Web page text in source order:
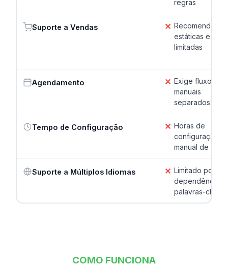
regras
Suporte a Vendas ✕
estáticas e
limitadas
Agendamento ✕ Exige fluxos
manuais
separados
Tempo de Configuração ✕ Horas de
configuração
manual de
Suporte a Múltiplos Idiomas ✕ Limitado por
dependência
palavras-chave
COMO FUNCIONA